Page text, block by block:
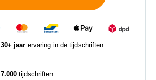
30+ jaarervaring in de tijdschriften
7.000tijdschriften